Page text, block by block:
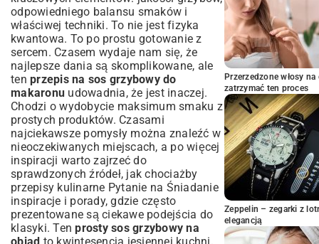
Jak przygotować sos grzybowy do
makaronu krok po kroku?
Czyszczenie i obróbka grzybów
Smażenie, duszenie i zagęszczanie –
techniki kulinarne
Idealne połączenie sosu z makaronem
Warianty i modyfikacje: Odkryj nowe
smaki sosu grzybowego
Sos grzybowy bez śmietany: Lżejsza
alternatywa
Sos grzybowy wegański: Przepis dla
każdego
Dodatki, które wzbogacą Twój sos: Zioła,
ser, wino
Z czym podawać sos grzybowy poza
makaronem? Inspirujące pomysły
odpowiedniego balansu smaków i
właściwej techniki. To nie jest fizyka
kwantowa. To po prostu gotowanie z
sercem. Czasem wydaje nam się, że
najlepsze dania są skomplikowane, ale
ten przepis na sos grzybowy do
makaronu udowadnia, że jest inaczej.
Chodzi o wydobycie maksimum smaku z
prostych produktów. Czasami
najciekawsze pomysły można znaleźć w
nieoczekiwanych miejscach, a po więcej
inspiracji warto zajrzeć do
sprawdzonych źródeł, jak chociażby
przepisy kulinarne Pytanie na Śniadanie
inspiracje i porady, gdzie często
prezentowane są ciekawe podejścia do
klasyki. Tenprosty sos grzybowy na
Przerzedzone włosy
zatrzymać ten proces
Zeppelin – zegarki z
elegancją